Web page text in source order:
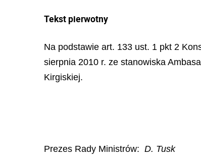
Tekst pierwotny
Na podstawie art. 133 ust. 1 pkt 2
sierpnia 2010 r. ze stanowiska
Kirgiskiej.
Prezes Rady Ministrów: D. Tusk